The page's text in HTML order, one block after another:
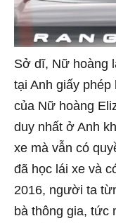
Sở dĩ, Nữ hoàng
tại Anh giấy
của Nữ hoàng
duy nhất ở Anh
xe mà vẫn có
đã học lái xe và
2016, người ta
bà thông gia, tức